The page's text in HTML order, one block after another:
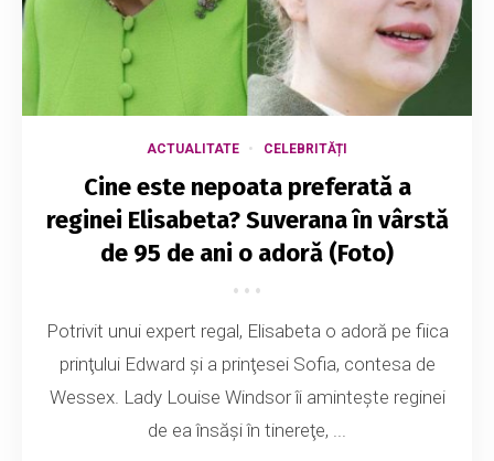
ACTUALITATE CELEBRITĂȚI
Cine este nepoata preferată a
reginei Elisabeta? Suverana în vârstă
de 95 de ani o adoră (Foto)
Potrivit unui expert regal, Elisabeta o adoră pe fiica
prinţului Edward şi a prinţesei Sofia, contesa de
Wessex. Lady Louise Windsor îi aminteşte reginei
de ea însăşi în tinereţe, ...